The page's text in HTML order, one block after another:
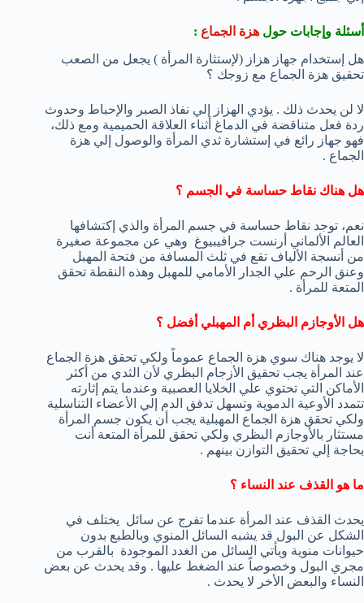
أسئلة وإجابات حول هزة الجماع :
هل إستخدام جهاز هزاز (لإستثارة المرأة ) يجعل من الصعب
تحقيق هزة الجماع مع زوجك ؟
لا لن يحدث ذلك . يؤدي الهزاز إلي نفاذ الصبر والإحباط وحدوث
ردة فعل متناقضة في الدماغ أثناء العلاقة الحميمية ومع ذلك،
فهو جهاز رائع في إستشارة ثدي المرأة والوصول إلي هزة
الجماع .
هل هناك نقاط حساسة في الجسم ؟
نعم، توجد نقاط حساسة في جسم المرأة والذي إكتشافها
العالم الألماني أرنست جرافيبيوغ وهي عن مجموعة صغيرة
من أنسجة الألياف تقع في ثلث المسافة من فتحة المهبل
وعنق الرحم علي الجدار الأمامي للمهبل وهذه النقطة تحقق
المتعة للمرأة .
هل الأوجازم البظري أم المهبلي أفضل ؟
لا يوجد هناك سوي هزة الجماع عموماً ولكي تحقق هزة الجماع
عند المرأة يجب تحقيق الأزجام البظري لأن الثدي من أكثر
الأماكن التي تحتوي علي الخلايا العصبية وعندما يتم إثارته
تتمدد الأوعية الدموية وتسهل تدفق الدم إلي الأعضاء التناسلية
ولكي تحقق هزة الجماع المهبلية يجب أن يكون جسم المرأة
مستثار بالأوجازم البظري ولكي تحقق للمرأة المتعة أنت
بحاجة إلي تحقيق التوازن بينهم .
ما هو القذف عند النساء ؟
يحدث القذف عند المرأة عندما تفرج عن سائل يختلف في
الشكل عن البول قد يشبه السائل المنوي وبالطبع بدون
حيوانات منوية ويأتي السائل من الغدد الموجودة بالقرب من
مجري البول وخصوصاً عند الضغط عليها . وقد يحدث عن بعض
النساء والبعض الأخر لا يحدث .